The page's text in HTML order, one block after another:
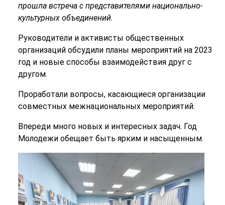
прошла встреча с представителями национально-
культурных объединений.
Руководители и активисты общественных
организаций обсудили планы мероприятий на 2023
год и новые способы взаимодействия друг с
другом.
Проработали вопросы, касающиеся организации
совместных межнациональных мероприятий.
Впереди много новых и интересных задач. Год
Молодежи обещает быть ярким и насыщенным.